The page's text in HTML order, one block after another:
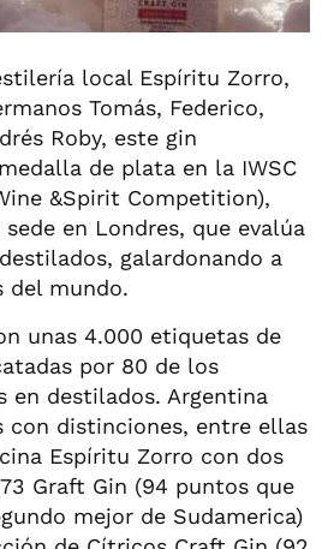
local Espíritu Zorro,
Tomás, Federico,
Roby, este gin
de plata en la IWSC
&Spirit Competition),
en Londres, que evalúa
galardonando a
del mundo.
unas 4.000 etiquetas de
por 80 de los
en destilados. Argentina
con distinciones, entre ellas
Espíritu Zorro con dos
Graft Gin (94 puntos que
mejor de Sudamerica)